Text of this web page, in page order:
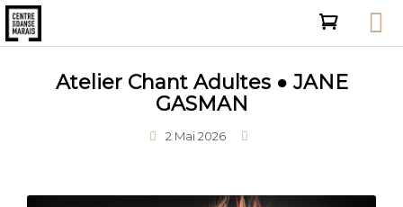
Atelier Chant Adultes ● JANE
GASMAN
2 Mai 2026